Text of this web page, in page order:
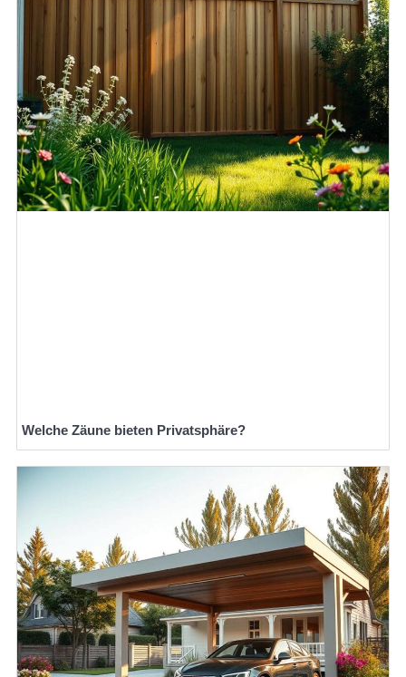
Welche Zäune bieten Privatsphäre?